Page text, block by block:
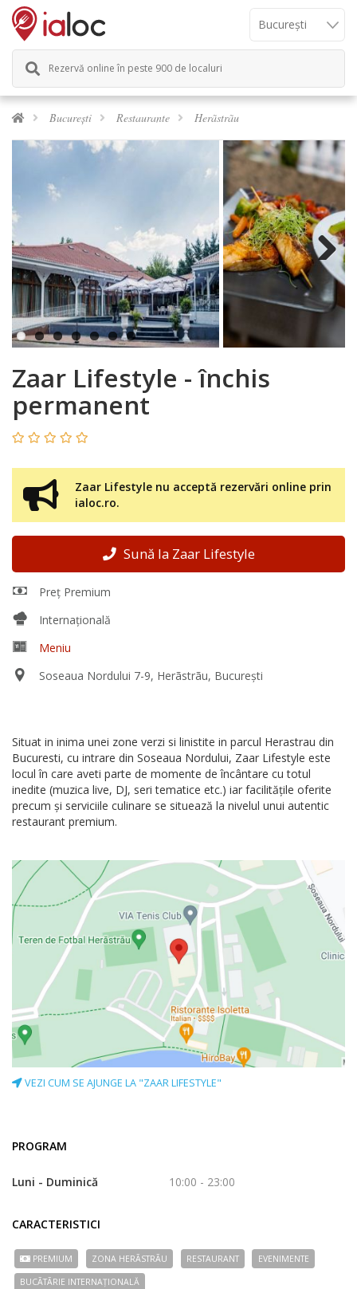
Rezervă online în peste 900 de localuri
București Restaurante Herãstrãu
Next
Zaar Lifestyle - închis
permanent
Zaar Lifestyle nu acceptă rezervări online prin
ialoc.ro.
Sună la Zaar Lifestyle
Preț Premium
Internațională
Meniu
Soseaua Nordului 7-9, Herãstrãu, București
Situat in inima unei zone verzi si linistite in parcul Herastrau din
Bucuresti, cu intrare din Soseaua Nordului, Zaar Lifestyle este
locul în care aveti parte de momente de încântare cu totul
inedite (muzica live, DJ, seri tematice etc.) iar facilitățile oferite
precum și serviciile culinare se situează la nivelul unui autentic
restaurant premium.
VEZI CUM SE AJUNGE LA "ZAAR LIFESTYLE"
PROGRAM
Luni - Duminică 10:00 - 23:00
CARACTERISTICI
PREMIUM ZONA HERÃSTRÃU RESTAURANT EVENIMENTE
BUCÃTÃRIE INTERNAȚIONALĂ